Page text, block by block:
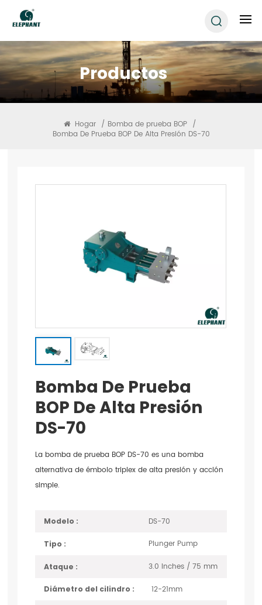
Productos
Hogar / Bomba de prueba BOP /
Bomba De Prueba BOP De Alta Presión DS-70
Bomba De Prueba
BOP De Alta Presión
DS-70
La bomba de prueba BOP DS-70 es una bomba
alternativa de émbolo triplex de alta presión y acción
simple.
Modelo : DS-70
Tipo : Plunger Pump
Ataque : 3.0 Inches / 75 mm
Diámetro del cilindro : 12-21mm